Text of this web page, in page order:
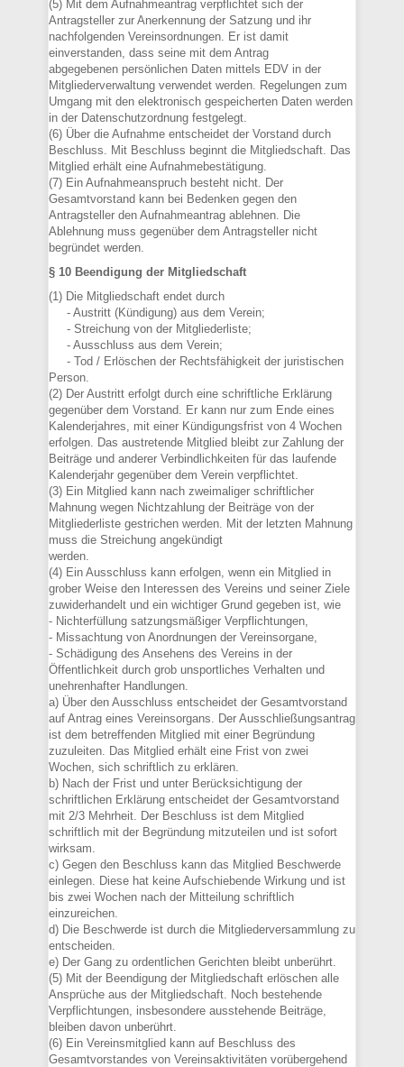
(5) Mit dem Aufnahmeantrag verpflichtet sich der
Antragsteller zur Anerkennung der Satzung und ihr
nachfolgenden Vereinsordnungen. Er ist damit
einverstanden, dass seine mit dem Antrag
abgegebenen persönlichen Daten mittels EDV in der
Mitgliederverwaltung verwendet werden. Regelungen zum
Umgang mit den elektronisch gespeicherten Daten werden
in der Datenschutzordnung festgelegt.
(6) Über die Aufnahme entscheidet der Vorstand durch
Beschluss. Mit Beschluss beginnt die Mitgliedschaft. Das
Mitglied erhält eine Aufnahmebestätigung.
(7) Ein Aufnahmeanspruch besteht nicht. Der
Gesamtvorstand kann bei Bedenken gegen den
Antragsteller den Aufnahmeantrag ablehnen. Die
Ablehnung muss gegenüber dem Antragsteller nicht
begründet werden.
§ 10 Beendigung der Mitgliedschaft
(1) Die Mitgliedschaft endet durch
- Austritt (Kündigung) aus dem Verein;
- Streichung von der Mitgliederliste;
- Ausschluss aus dem Verein;
- Tod / Erlöschen der Rechtsfähigkeit der juristischen
Person.
(2) Der Austritt erfolgt durch eine schriftliche Erklärung
gegenüber dem Vorstand. Er kann nur zum Ende eines
Kalenderjahres, mit einer Kündigungsfrist von 4 Wochen
erfolgen. Das austretende Mitglied bleibt zur Zahlung der
Beiträge und anderer Verbindlichkeiten für das laufende
Kalenderjahr gegenüber dem Verein verpflichtet.
(3) Ein Mitglied kann nach zweimaliger schriftlicher
Mahnung wegen Nichtzahlung der Beiträge von der
Mitgliederliste gestrichen werden. Mit der letzten Mahnung
muss die Streichung angekündigt
werden.
(4) Ein Ausschluss kann erfolgen, wenn ein Mitglied in
grober Weise den Interessen des Vereins und seiner Ziele
zuwiderhandelt und ein wichtiger Grund gegeben ist, wie
- Nichterfüllung satzungsmäßiger Verpflichtungen,
- Missachtung von Anordnungen der Vereinsorgane,
- Schädigung des Ansehens des Vereins in der
Öffentlichkeit durch grob unsportliches Verhalten und
unehrenhafter Handlungen.
a) Über den Ausschluss entscheidet der Gesamtvorstand
auf Antrag eines Vereinsorgans. Der Ausschließungsantrag
ist dem betreffenden Mitglied mit einer Begründung
zuzuleiten. Das Mitglied erhält eine Frist von zwei
Wochen, sich schriftlich zu erklären.
b) Nach der Frist und unter Berücksichtigung der
schriftlichen Erklärung entscheidet der Gesamtvorstand
mit 2/3 Mehrheit. Der Beschluss ist dem Mitglied
schriftlich mit der Begründung mitzuteilen und ist sofort
wirksam.
c) Gegen den Beschluss kann das Mitglied Beschwerde
einlegen. Diese hat keine Aufschiebende Wirkung und ist
bis zwei Wochen nach der Mitteilung schriftlich
einzureichen.
d) Die Beschwerde ist durch die Mitgliederversammlung zu
entscheiden.
e) Der Gang zu ordentlichen Gerichten bleibt unberührt.
(5) Mit der Beendigung der Mitgliedschaft erlöschen alle
Ansprüche aus der Mitgliedschaft. Noch bestehende
Verpflichtungen, insbesondere ausstehende Beiträge,
bleiben davon unberührt.
(6) Ein Vereinsmitglied kann auf Beschluss des
Gesamtvorstandes von Vereinsaktivitäten vorübergehend